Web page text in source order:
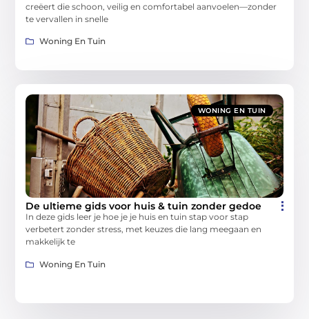
creëert die schoon, veilig en comfortabel aanvoelen—zonder
te vervallen in snelle
Woning En Tuin
WONING EN TUIN
De ultieme gids voor huis & tuin zonder gedoe
In deze gids leer je hoe je je huis en tuin stap voor stap
verbetert zonder stress, met keuzes die lang meegaan en
makkelijk te
Woning En Tuin